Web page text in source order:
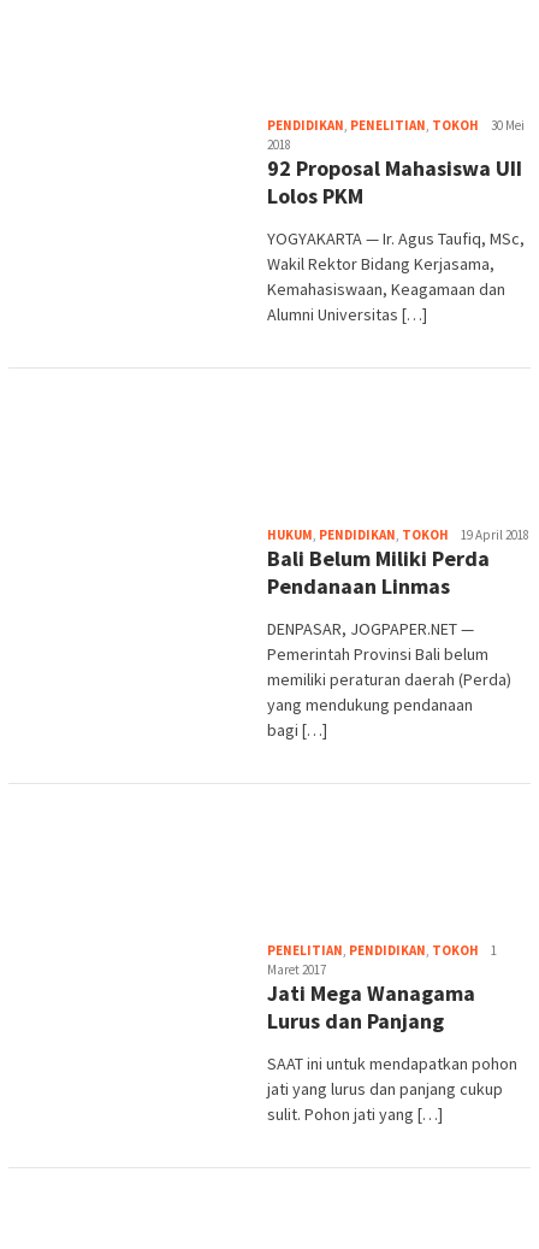
PENDIDIKAN, PENELITIAN, TOKOH Heri30 Mei
2018
92 Proposal Mahasiswa UII
Lolos PKM
YOGYAKARTA — Ir. Agus Taufiq, MSc,
Wakil Rektor Bidang Kerjasama,
Kemahasiswaan, Keagamaan dan
Alumni Universitas […]
HUKUM, PENDIDIKAN, TOKOH Heri
Purwata
19 April 2018
Bali Belum Miliki Perda
Pendanaan Linmas
DENPASAR, JOGPAPER.NET —
Pemerintah Provinsi Bali belum
memiliki peraturan daerah (Perda)
yang mendukung pendanaan
bagi […]
PENELITIAN, PENDIDIKAN, TOKOH Heri1
Maret 2017
Jati Mega Wanagama
Lurus dan Panjang
SAAT ini untuk mendapatkan pohon
jati yang lurus dan panjang cukup
sulit. Pohon jati yang […]